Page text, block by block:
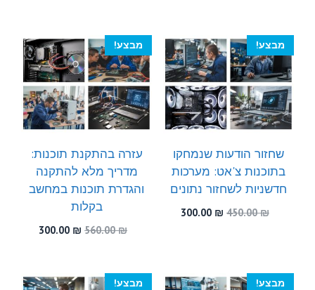
550.00 ₪.
300.00 ₪.
מבצע!
שחזור הודעות שנמחקו
בתוכנות צ'אט: מערכות
חדשניות לשחזור נתונים
450.00₪
המחיר
300.00 ₪
מבצע!
עזרה בהתקנת תוכנות:
מדריך מלא להתקנה
והגדרת תוכנות במחשב
בקלות
560.00₪
המחיר
300.00 ₪
המחיר
מבצע! מבצע!